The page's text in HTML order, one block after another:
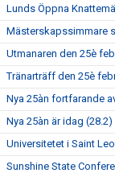
Lunds Öppna
Mästerskapssimmare
Utmanaren den 25è
Tränarträff den 25è
Nya 25àn fortfarande
Nya 25àn är idag
Universitetet i Saint
Sunshine State